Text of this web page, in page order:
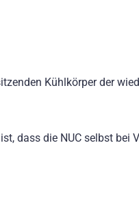
Kühlkörper der
dass die NUC selbst